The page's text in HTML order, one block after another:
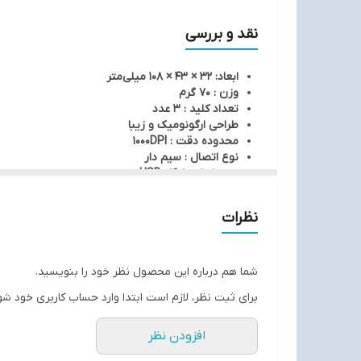
نقد و بررسی
ابعاد: 32 × 43 × 108 میلی‌متر
وزن : 70 گرم
تعداد کلید : 3 عدد
طراحی ارگونومیک و زیبا
محدوده دقت : 1000DPI
نوع اتصال : سیم دار
نوع رابط : دانگل USB
سازگار با تمامی سیستم عامل های ویندوز 7/8/8.1/10 و مکنظرات
شما هم درباره این محصول نظر خود را بنویسید.
برای ثبت نظر، لازم است ابتدا وارد حساب کاربری خود
افزودن نظر